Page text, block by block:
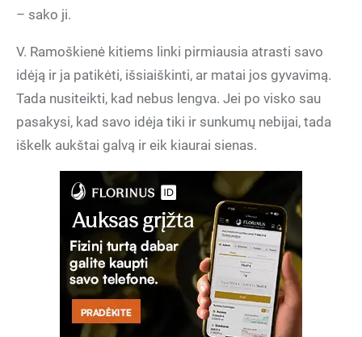
– sako ji.
V. Ramoškienė kitiems linki pirmiausia atrasti savo
idėją ir ja patikėti, išsiaiškinti, ar matai jos gyvavimą.
Tada nusiteikti, kad nebus lengva. Jei po visko sau
pasakysi, kad savo idėja tiki ir sunkumų nebijai, tada
iškelk aukštai galvą ir eik kiaurai sienas.